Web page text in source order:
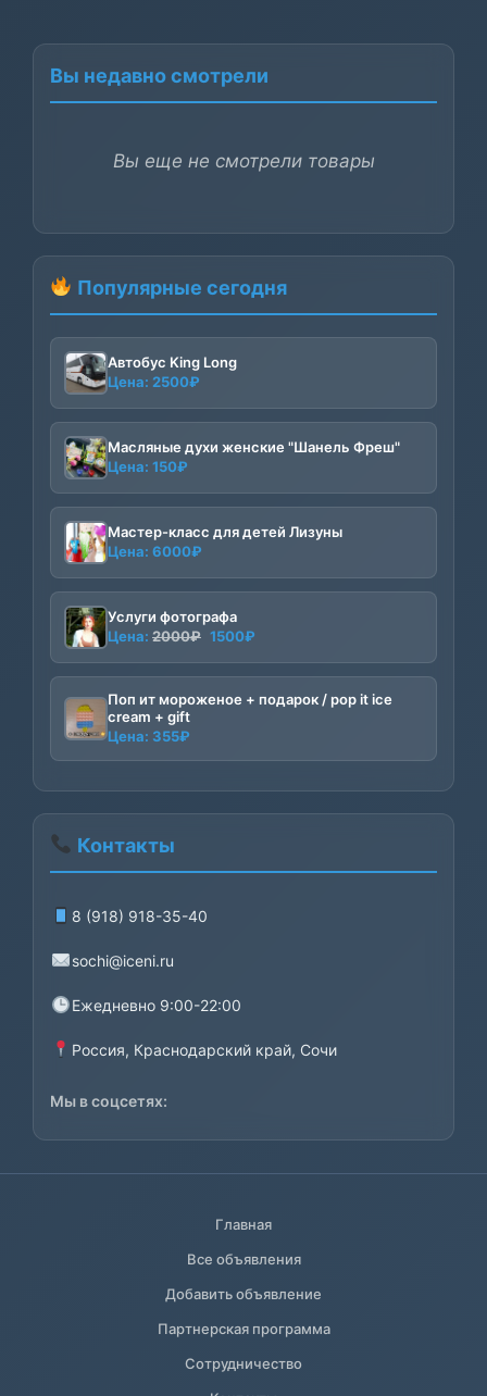
Вы недавно смотрели
Вы еще не смотрели товары
Популярные сегодня
Автобус King Long
Цена: 2500₽
Масляные духи женские "Шанель Фреш"
Цена: 150₽
Мастер-класс для детей Лизуны
Цена: 6000₽
Услуги фотографа
Цена: 2000₽ Первоначальная
составляла
2000₽.
1500₽
1500₽.
Поп ит мороженое + подарок / pop it ice
cream + gift
Цена: 355₽
Контакты
8 (918) 918-35-40
sochi@iceni.ru
Ежедневно 9:00-22:00
Россия, Краснодарский край, Сочи
Мы в соцсетях:
Главная
Все объявления
Добавить объявление
Партнерская программа
Сотрудничество